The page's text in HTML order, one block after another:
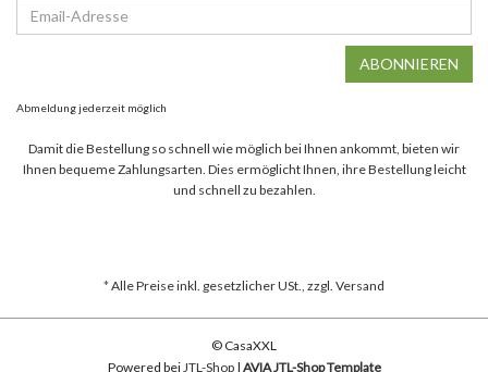
Adresse
ABONNIEREN
Abmeldung jederzeit möglich
Damit die Bestellung so schnell wie möglich bei Ihnen ankommt, bieten wir
Ihnen bequeme Zahlungsarten. Dies ermöglicht Ihnen, ihre Bestellung leicht
und schnell zu bezahlen.
*Alle Preise inkl. gesetzlicher USt., zzgl. Versand
© CasaXXL
Powered bei JTL-Shop| AVIA JTL-Shop Template